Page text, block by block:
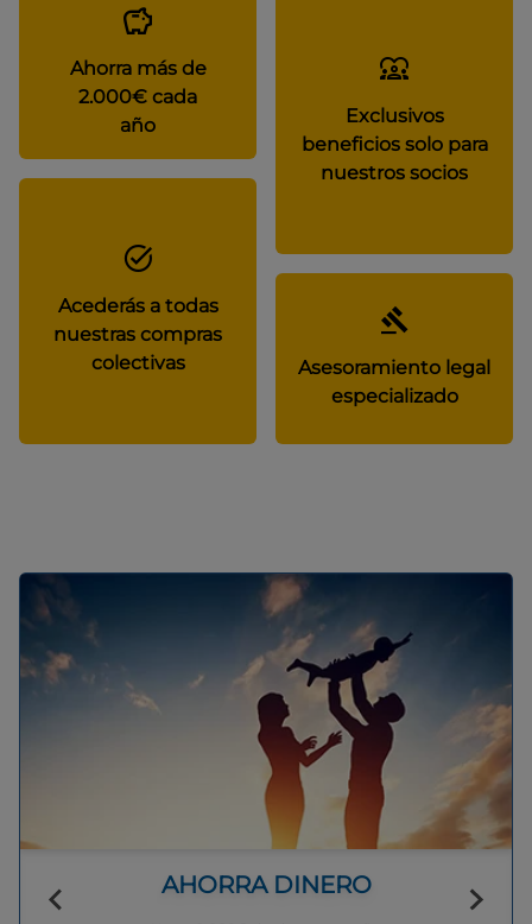
Ahorra más de
2.000€ cada
año
Exclusivos
beneficios solo para
nuestros socios
Acederás a todas
nuestras compras
colectivas
Asesoramiento legal
especializado
AHORRA DINERO